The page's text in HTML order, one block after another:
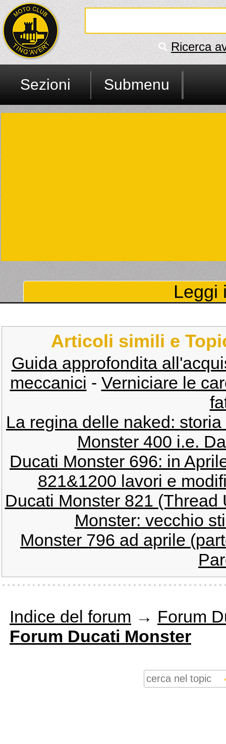
Ricerca
Sezioni Submenu
Leggi
Articoli simili e
Guida approfondita
meccanici - Verniciare le
La regina delle naked:
Monster 400 i.e.
Ducati Monster 696: in
821&1200 lavori e
Ducati Monster 821 (Thread
Monster: vecchio
Monster 796 ad aprile
Indice del forum → Forum
Forum Ducati Monster